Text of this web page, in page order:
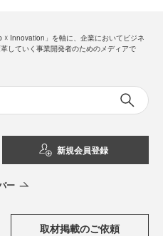
☓ Innovation」を軸に、企業においてビジネ
していく事業開発者のためのメディアで
新規会員登録
ー
取材掲載のご依頼